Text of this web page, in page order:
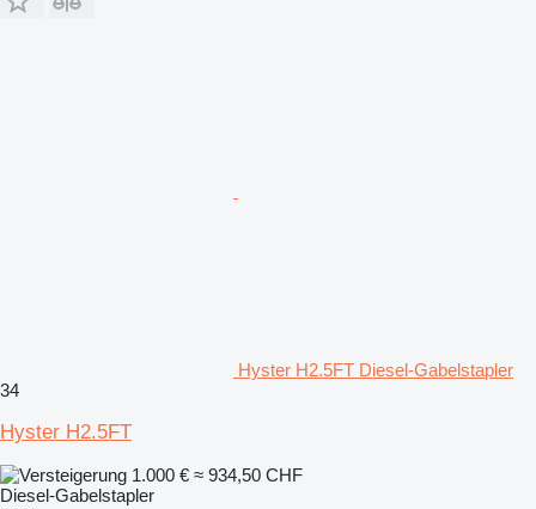
Hyster H2.5FT Diesel-Gabelstapler
34
Hyster H2.5FT
1.000 € ≈ 934,50 CHF
Diesel-Gabelstapler